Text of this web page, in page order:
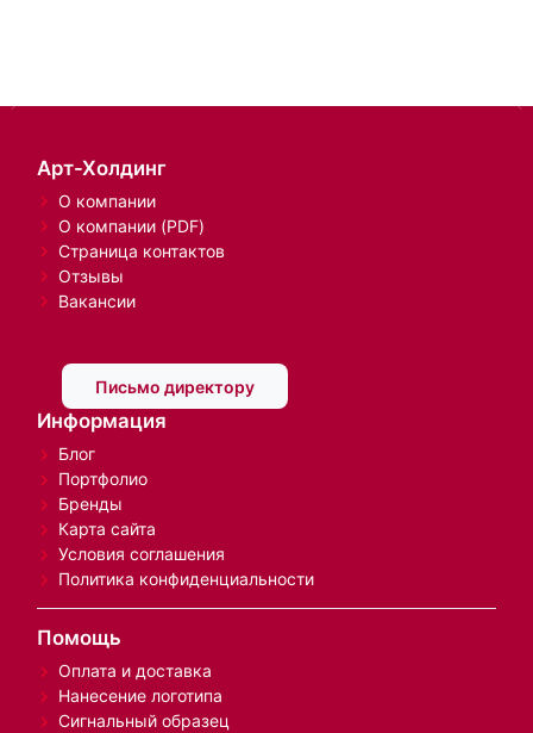
Арт-Холдинг
О компании
О компании (PDF)
Страница контактов
Отзывы
Вакансии
Письмо директору
Информация
Блог
Портфолио
Бренды
Карта сайта
Условия соглашения
Политика конфиденциальности
Помощь
Оплата и доставка
Нанесение логотипа
Сигнальный образец